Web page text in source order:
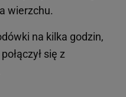
wierzchu.
na kilka godzin,
się z